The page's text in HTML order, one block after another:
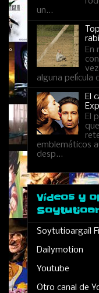
un...
En
alguna película
El
El
emblemáticos
desp...
Vídeos y
Soytutioargail
Dailymotion
Youtube
Otro canal de